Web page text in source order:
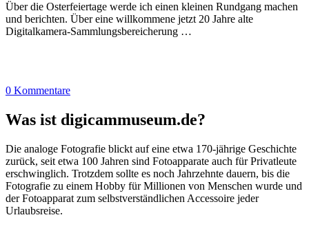
Über die Osterfeiertage werde ich einen kleinen Rundgang machen
und berichten. Über eine willkommene jetzt 20 Jahre alte
Digitalkamera-Sammlungsbereicherung …
0 Kommentare
Was ist digicammuseum.de?
Die analoge Fotografie blickt auf eine etwa 170-jährige Geschichte
zurück, seit etwa 100 Jahren sind Fotoapparate auch für Privatleute
erschwinglich. Trotzdem sollte es noch Jahrzehnte dauern, bis die
Fotografie zu einem Hobby für Millionen von Menschen wurde und
der Fotoapparat zum selbstverständlichen Accessoire jeder
Urlaubsreise.